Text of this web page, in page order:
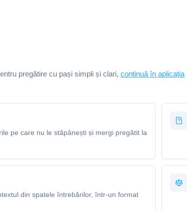
pregătire cu pași simpli și clari, continuă în aplicația
pe care nu le stăpânești și mergi pregătit la
din spatele întrebărilor, într-un format